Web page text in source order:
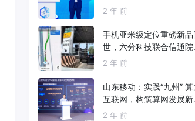
性的智能时代
2 年 前
手机亚米级定位重磅新品
世，六分科技联合信通院
布免费服务
2 年 前
山东移动：实践“九州” 算
互联网，构筑算网发展新
座
2 年 前